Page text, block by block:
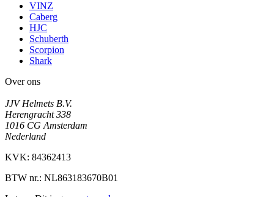
VINZ
Caberg
HJC
Schuberth
Scorpion
Shark
Over ons
JJV Helmets B.V.
Herengracht 338
1016 CG Amsterdam
Nederland
KVK: 84362413
BTW nr.: NL863183670B01